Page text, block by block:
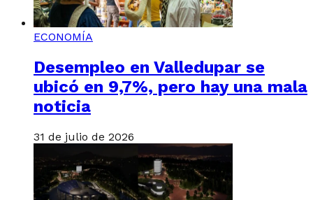
ECONOMÍA
Desempleo en Valledupar se
ubicó en 9,7%, pero hay una mala
noticia
31 de julio de 2026